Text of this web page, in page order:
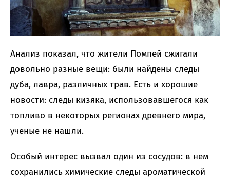
Анализ показал, что жители Помпей сжигали
довольно разные вещи: были найдены следы
дуба, лавра, различных трав. Есть и хорошие
новости: следы кизяка, использовавшегося как
топливо в некоторых регионах древнего мира,
ученые не нашли.
Особый интерес вызвал один из сосудов: в нем
сохранились химические следы ароматической